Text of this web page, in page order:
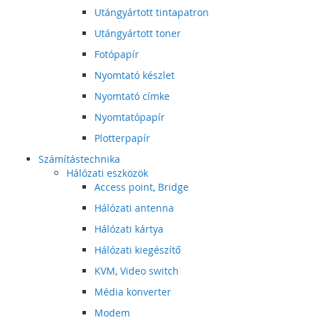
Utángyártott tintapatron
Utángyártott toner
Fotópapír
Nyomtató készlet
Nyomtató címke
Nyomtatópapír
Plotterpapír
Számítástechnika
Hálózati eszközök
Access point, Bridge
Hálózati antenna
Hálózati kártya
Hálózati kiegészítő
KVM, Video switch
Média konverter
Modem